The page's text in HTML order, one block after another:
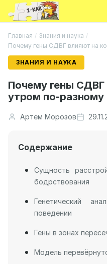
Главная / Знания и наука /
Почему гены СДВГ влияют на
ЗНАНИЯ И НАУКА
Почему гены СДВГ
утром по-разному
Артем Морозов
Содержание
Сущность
бодрствования
Генетический
поведении
Гены в зонах
Модель